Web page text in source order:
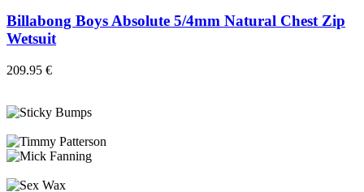
múltiples
variantes.
Billabong Boys Absolute 5/4mm Natural Chest Zip
Wetsuit
209.95 €